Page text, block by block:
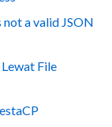
a valid JSON
File